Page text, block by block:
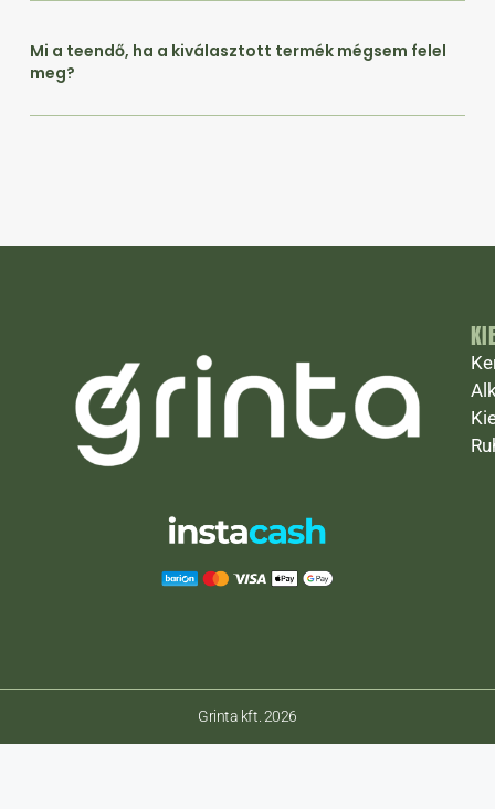
Mi a teendő, ha a kiválasztott termék mégsem felel
meg?
Grinta kft. 2026